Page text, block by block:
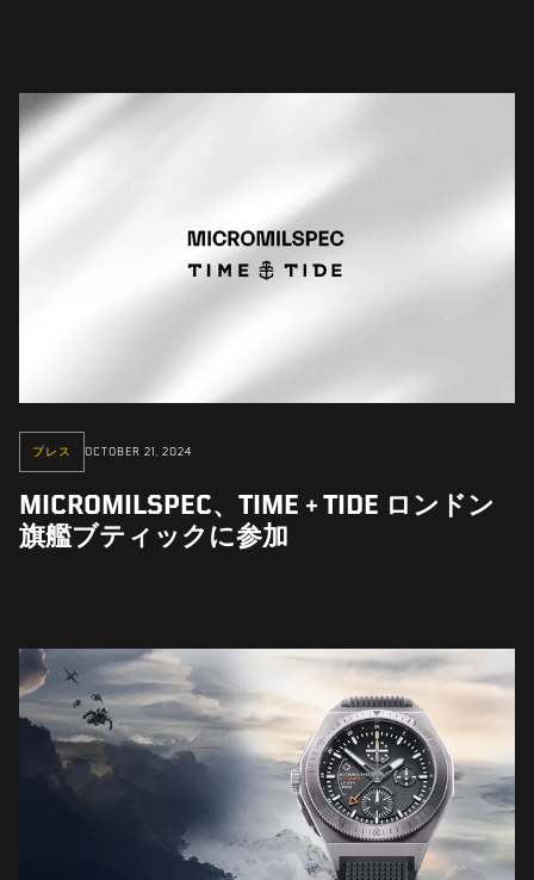
プレス OCTOBER 21, 2024
MICROMILSPEC、TIME + TIDE ロンドン
旗艦ブティックに参加